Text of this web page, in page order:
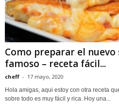
Como preparar el nuevo
famoso – receta fácil...
cheff - 17 mayo, 2020
Hola amigas, aqui estoy con otra receta
sobre todo es muy fácil y rica. Hoy una...